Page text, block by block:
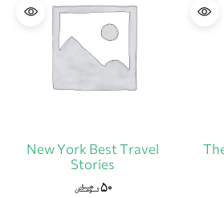
New York Best Travel
Stories
۵۰ هزار
تومان